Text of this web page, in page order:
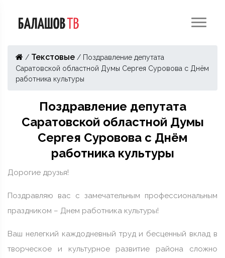
/ Текстовые / Поздравление депутата
Саратовской областной Думы Сергея Суровова с Днём
работника культуры
Поздравление депутата
Саратовской областной Думы
Сергея Суровова с Днём
работника культуры
Дорогие друзья!
Поздравляю вас с замечательным профессиональным
праздником – Днем работника культуры!
Ваш нелегкий каждодневный труд и бесценный вклад в
творческое и культурное развитие района сложно